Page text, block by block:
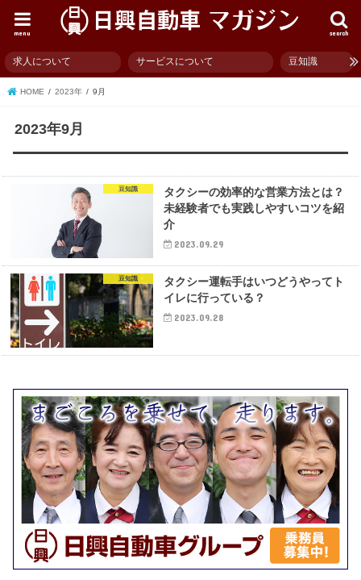
search
menu
求人について サービスについて 豆知識
HOME 2023年 9月
2023年9月
豆知識
タクシーの効率的な営業方法とは？
未経験者でも実践しやすいコツを紹
介
2023.09.29
豆知識
タクシー運転手はいつどうやってト
イレに行っている？
2023.09.28